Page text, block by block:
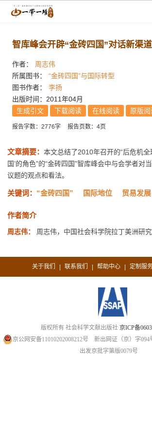
智库峰会开辟“金砖四国”对话新渠道
作者：
周志伟
所属图书：
“金砖四国”与国际转型
图书作者：
李扬
出版时间：2011年04月
生成引文
下载阅读 在线阅读 原版阅
报告字数：2776字 报告页数：4页
文章摘要： 本文总结了2010年召开的“后危机全
国’的角色”的“金砖四国”智库峰会中与会学者对
议题的观点和看法。
关键词： “金砖四国” 国际地位 贸易发展
作者简介
周志伟： 周志伟，中国社会科学院拉丁美洲研究
关于我们 | 联系我们 | 帮助中心 | 定制服
版权所有 社会科学文献出版社 京ICP备
京公网安备11010202008212号 新出网证（京）字094
出发京批字第版0079号